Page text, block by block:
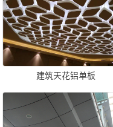
建筑天花铝单板